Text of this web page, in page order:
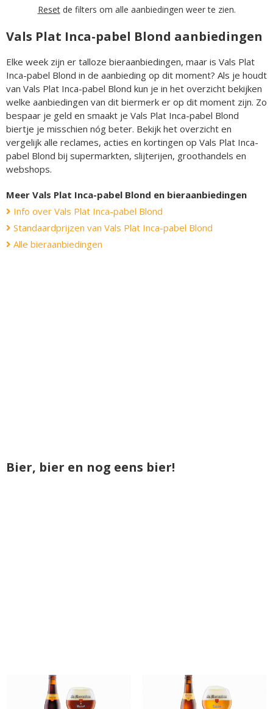
Resetde filters om alle aanbiedingen weer te zien.
Vals Plat Inca-pabel Blond aanbiedingen
Elke week zijn er talloze bieraanbiedingen, maar is Vals Plat
Inca-pabel Blond in de aanbieding op dit moment? Als je houdt
van Vals Plat Inca-pabel Blond kun je in het overzicht bekijken
welke aanbiedingen van dit biermerk er op dit moment zijn. Zo
bespaar je geld en smaakt je Vals Plat Inca-pabel Blond
biertje je misschien nóg beter. Bekijk het overzicht en
vergelijk alle reclames, acties en kortingen op Vals Plat Inca-
pabel Blond bij supermarkten, slijterijen, groothandels en
webshops.
Meer Vals Plat Inca-pabel Blond en bieraanbiedingen
Info over Vals Plat Inca-pabel Blond
Standaardprijzen van Vals Plat Inca-pabel Blond
Alle bieraanbiedingen
Bier, bier en nog eens bier!